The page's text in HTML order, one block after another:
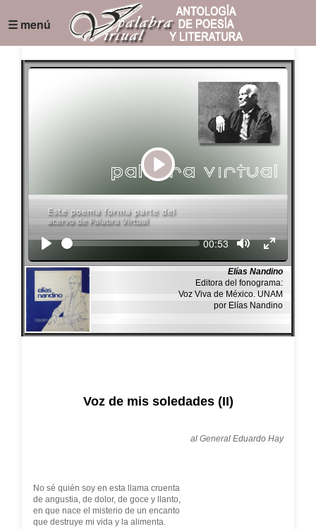
☰ menú
Play
Seek Current
00:53
Elías Nandino
Editora del fonograma:
Voz Viva de México. UNAM
por Elías Nandino
Voz de mis soledades (II)
al General Eduardo Hay
No sé quién soy en esta llama cruenta
de angustia, de dolor, de goce y llanto,
en que nace el misterio de un encanto
que destruye mi vida y la alimenta.